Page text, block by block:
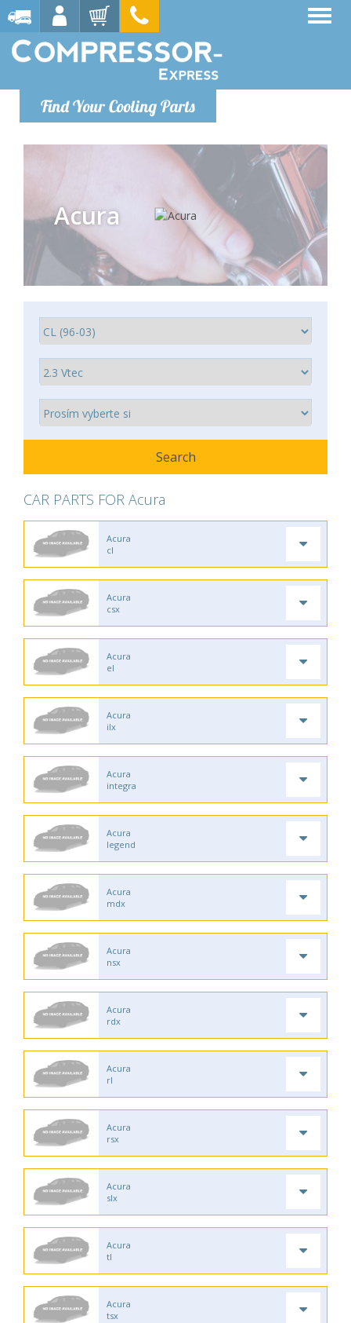
Find Your Cooling Parts
Acura
CAR PARTS FOR Acura
Acura
cl
Acura
csx
Acura
el
Acura
ilx
Acura
integra
Acura
legend
Acura
mdx
Acura
nsx
Acura
rdx
Acura
rl
Acura
rsx
Acura
slx
Acura
tl
Acura
tsx